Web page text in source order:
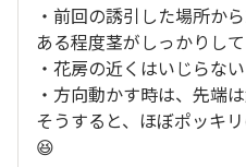
・前回の誘引した場所か
ある程度茎がしっかりして
・花房の近くはいじらない
・方向動かす時は、先端
そうすると、ほぼポッキ
😆